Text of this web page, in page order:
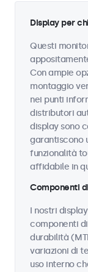
Display per
Questi
Con ampie
montaggio
nei punti
distributori
display sono
garantiscono
funzionalità
affidabile in
Componenti
I nostri
componenti
durabilità
variazioni di
uso interno